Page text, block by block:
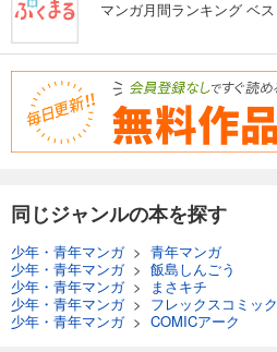
マンガ月間ランキング ベス
同じジャンルの本を探す
少年・青年マンガ> 青年マンガ
少年・青年マンガ> 飯島しんごう
少年・青年マンガ>
まさキチ
少年・青年マンガ> フレックスコミッ
少年・青年マンガ> COMICアーク